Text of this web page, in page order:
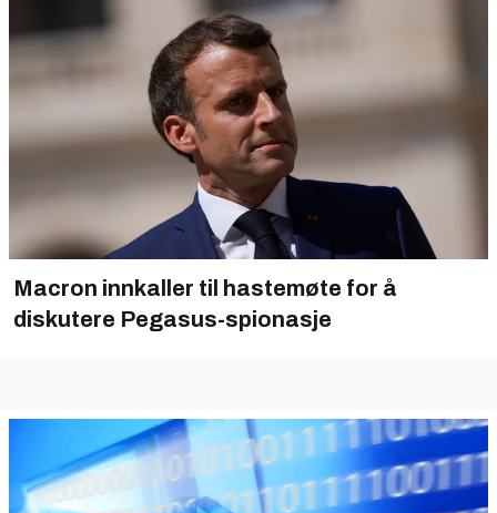
Macron innkaller til hastemøte for å
diskutere Pegasus-spionasje